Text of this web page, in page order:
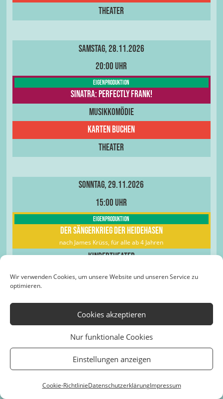
Wir verwenden Cookies, um unsere Website und unseren Service zu
optimieren.
Cookies akzeptieren
Nur funktionale Cookies
Einstellungen anzeigen
Cookie-RichtlinieDatenschutzerklärungImpressum
Theater
Samstag, 28.11.2026
20:00 Uhr
Eigenproduktion
Sinatra: Perfectly Frank!
Musikkomödie
Karten buchen
Theater
Sonntag, 29.11.2026
15:00 Uhr
Eigenproduktion
Der Sängerkrieg der Heidehasen
nach James Krüss, für alle ab 4 Jahren
Kindertheater
Karten buchen
18:00 Uhr
Eigenproduktion
Die ultimative Weihnachtsshow